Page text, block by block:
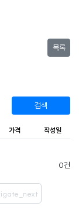
목록
검색
가격 작성일
0